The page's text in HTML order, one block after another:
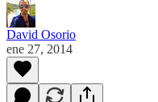
David Osorio
ene 27, 2014